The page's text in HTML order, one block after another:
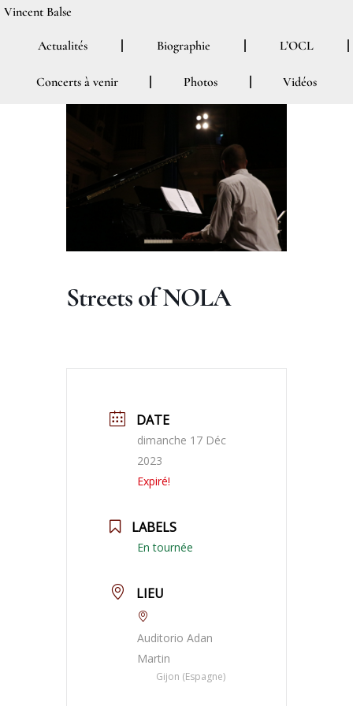
Aller
contenu
Vincent Balse
Actualités Biographie L’OCL
Concerts à venir Photos Vidéos
Streets of NOLA
DATE
dimanche 17 Déc
2023
Expiré!
LABELS
En tournée
LIEU
Auditorio Adan
Martin
Gijon (Espagne)